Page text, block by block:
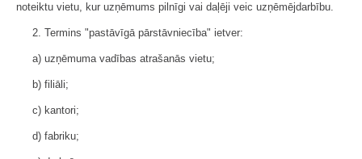
noteiktu vietu, kur uzņēmums pilnīgi vai daļēji veic uzņēmējdarbību.
2. Termins "pastāvīgā pārstāvniecība" ietver:
a) uzņēmuma vadības atrašanās vietu;
b) filiāli;
c) kantori;
d) fabriku;